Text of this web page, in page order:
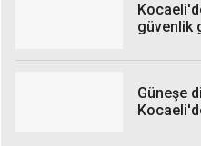
güvenlik
Güneşe